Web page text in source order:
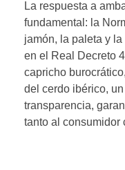
La respuesta a
fundamental: la
jamón, la paleta y
en el Real Decreto
capricho
del cerdo ibérico,
transparencia,
tanto al consumidor